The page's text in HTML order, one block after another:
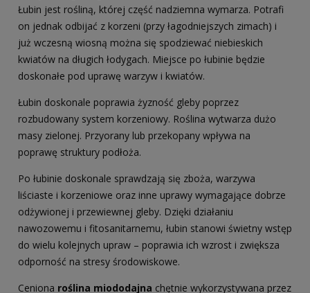
Łubin jest rośliną, której część nadziemna wymarza. Potrafi
on jednak odbijać z korzeni (przy łagodniejszych zimach) i
już wczesną wiosną można się spodziewać niebieskich
kwiatów na długich łodygach. Miejsce po łubinie będzie
doskonałe pod uprawę warzyw i kwiatów.
Łubin doskonale poprawia żyzność gleby poprzez
rozbudowany system korzeniowy. Roślina wytwarza dużo
masy zielonej. Przyorany lub przekopany wpływa na
poprawę struktury podłoża.
Po łubinie doskonale sprawdzają się zboża, warzywa
liściaste i korzeniowe oraz inne uprawy wymagające dobrze
odżywionej i przewiewnej gleby. Dzięki działaniu
nawozowemu i fitosanitarnemu, łubin stanowi świetny wstęp
do wielu kolejnych upraw – poprawia ich wzrost i zwiększa
odporność na stresy środowiskowe.
Ceniona roślina miododajna chętnie wykorzystywana przez